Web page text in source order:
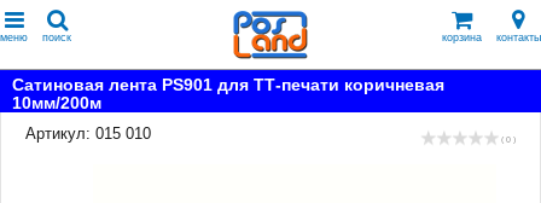
меню поиск корзина контакты
Сатиновая лента PS901 для ТТ-печати коричневая
10мм/200м
Артикул: 015 010
( 0 )